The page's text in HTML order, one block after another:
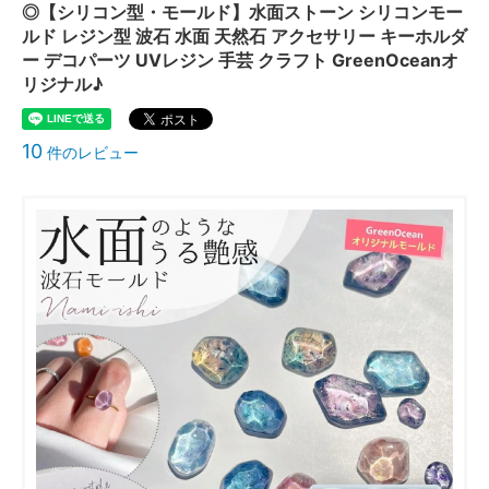
◎【シリコン型・モールド】水面ストーン シリコンモー
ルド レジン型 波石 水面 天然石 アクセサリー キーホルダ
ー デコパーツ UVレジン 手芸 クラフト GreenOceanオ
リジナル♪
10 件のレビュー